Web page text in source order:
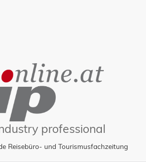
professional
Reisebüro- und Tourismusfachzeitung